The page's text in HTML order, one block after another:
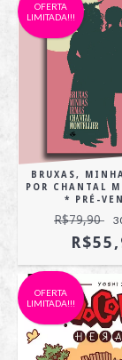
OFERTA
LIMITADA!!!
BRUXAS,
POR CHANTAL
* PRÉ-
R$79,90
OFERTA
LIMITADA!!!